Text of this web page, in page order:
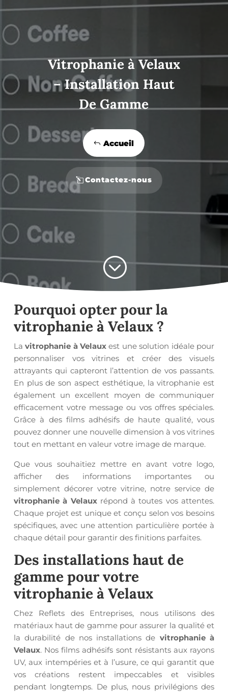
Vitrophanie à Velaux
– Installation Haut
De Gamme
Accueil
Contactez-nous
;
Pourquoi opter pour la
vitrophanie à Velaux?
Lavitrophanie à Velaux est une solution idéale pour
personnaliser vos vitrines et créer des visuels
attrayants qui capteront l’attention de vos passants.
En plus de son aspect esthétique, la vitrophanie est
également un excellent moyen de communiquer
efficacement votre message ou vos offres spéciales.
Grâce à des films adhésifs de haute qualité, vous
pouvez donner une nouvelle dimension à vos vitrines
tout en mettant en valeur votre image de marque.
Que vous souhaitiez mettre en avant votre logo,
afficher des informations importantes ou
simplement décorer votre vitrine, notre service de
vitrophanie à Velauxrépond à toutes vos attentes.
Chaque projet est unique et conçu selon vos besoins
spécifiques, avec une attention particulière portée à
chaque détail pour garantir des finitions parfaites.
Des installations haut de
gamme pour votre
vitrophanie à Velaux
Chez Reflets des Entreprises, nous utilisons des
matériaux haut de gamme pour assurer la qualité et
la durabilité de nos installations de vitrophanie à
Velaux. Nos films adhésifs sont résistants aux rayons
UV, aux intempéries et à l’usure, ce qui garantit que
vos créations restent impeccables et visibles
pendant longtemps. De plus, nous privilégions des